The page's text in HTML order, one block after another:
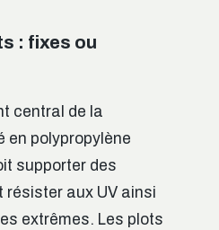
: fixes ou
central de la
en polypropylène
supporter des
résister aux UV ainsi
extrêmes. Les plots